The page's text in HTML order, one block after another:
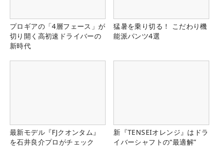
プロギアの「4層フェース」が
切り開く高初速ドライバーの
新時代
猛暑を乗り切る！ こだわり機
能派パンツ4選
最新モデル『FJクオンタム』
を石井良介プロがチェック
新『TENSEIオレンジ』はドラ
イバーシャフトの“最適解”